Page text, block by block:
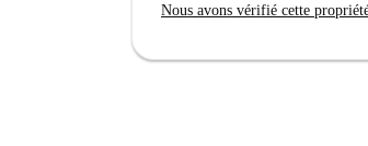
Nous avons vérifié cette